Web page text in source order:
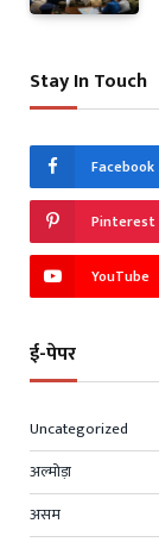
Stay In Touch
Facebook
Pinterest
YouTube
ई-पेपर
Uncategorized
अल्मोड़ा
असम